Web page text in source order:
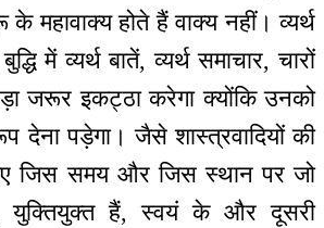
महावाक्य होते हैं वाक्य नहीं। व्यर्थ
में व्यर्थ बातें, व्यर्थ समाचार, चारों
जरूर इकट्ठा करेगा क्योंकि उनको
देना पड़ेगा। जैसे शास्त्रवादियों की
जिस समय और जिस स्थान पर जो
हैं, स्वयं के और दूसरी